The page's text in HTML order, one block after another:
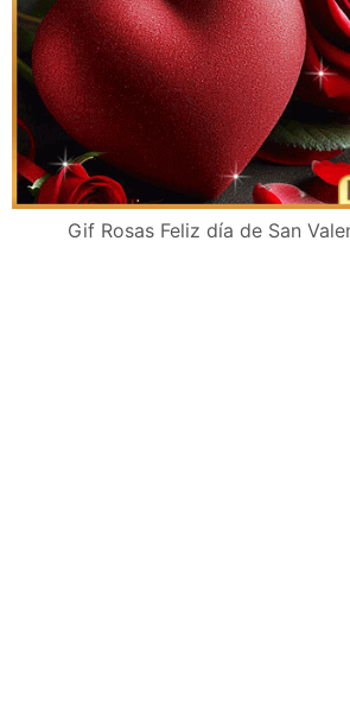
Gif Rosas Feliz día de San